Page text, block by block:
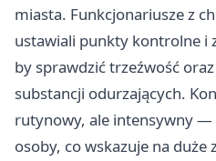
miasta. Funkcjonariusze z
ustawiali punkty kontrolne i
by sprawdzić trzeźwość
substancji odurzających.
rutynowy, ale intensywny —
osoby, co wskazuje na duże